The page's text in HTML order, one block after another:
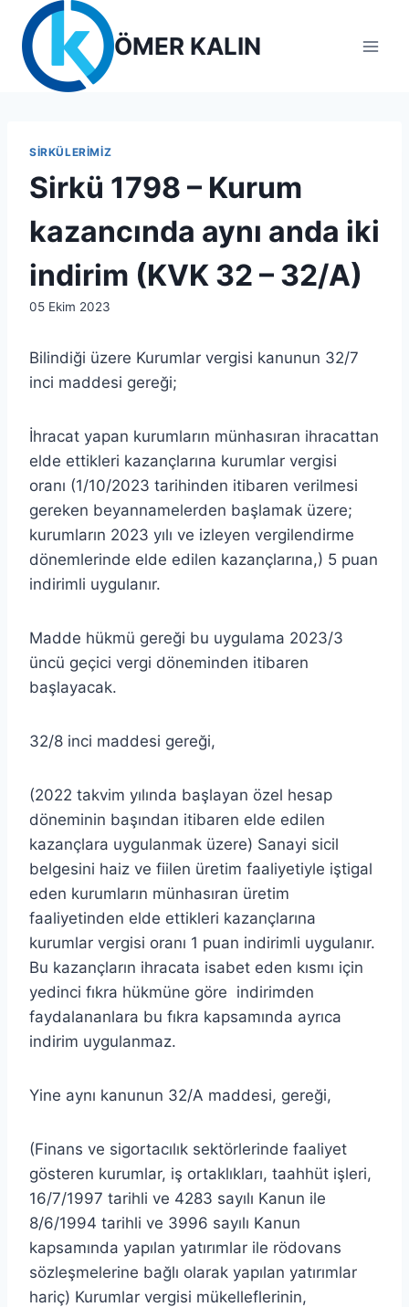
content
ÖMER KALIN
SIRKÜLERIMIZ
Sirkü 1798 – Kurum
kazancında aynı anda iki
indirim (KVK 32 – 32/A)
By
05 Ekim 2023
Bilindiği üzere Kurumlar vergisi kanunun 32/7
inci maddesi gereği;
İhracat yapan kurumların münhasıran ihracattan
elde ettikleri kazançlarına kurumlar vergisi
oranı (1/10/2023 tarihinden itibaren verilmesi
gereken beyannamelerden başlamak üzere;
kurumların 2023 yılı ve izleyen vergilendirme
dönemlerinde elde edilen kazançlarına,) 5 puan
indirimli uygulanır.
Madde hükmü gereği bu uygulama 2023/3
üncü geçici vergi döneminden itibaren
başlayacak.
32/8 inci maddesi gereği,
(2022 takvim yılında başlayan özel hesap
döneminin başından itibaren elde edilen
kazançlara uygulanmak üzere) Sanayi sicil
belgesini haiz ve fiilen üretim faaliyetiyle iştigal
eden kurumların münhasıran üretim
faaliyetinden elde ettikleri kazançlarına
kurumlar vergisi oranı 1 puan indirimli uygulanır.
Bu kazançların ihracata isabet eden kısmı için
yedinci fıkra hükmüne göre indirimden
faydalananlara bu fıkra kapsamında ayrıca
indirim uygulanmaz.
Yine aynı kanunun 32/A maddesi, gereği,
(Finans ve sigortacılık sektörlerinde faaliyet
gösteren kurumlar, iş ortaklıkları, taahhüt işleri,
16/7/1997 tarihli ve 4283 sayılı Kanun ile
8/6/1994 tarihli ve 3996 sayılı Kanun
kapsamında yapılan yatırımlar ile rödovans
sözleşmelerine bağlı olarak yapılan yatırımlar
hariç) Kurumlar vergisi mükelleflerinin,